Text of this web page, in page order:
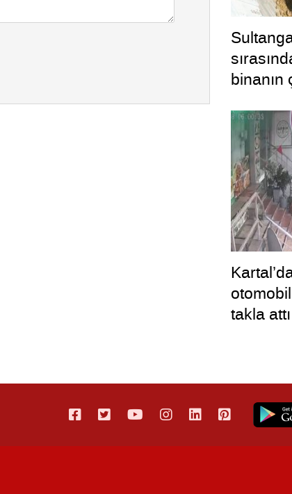
takla attı